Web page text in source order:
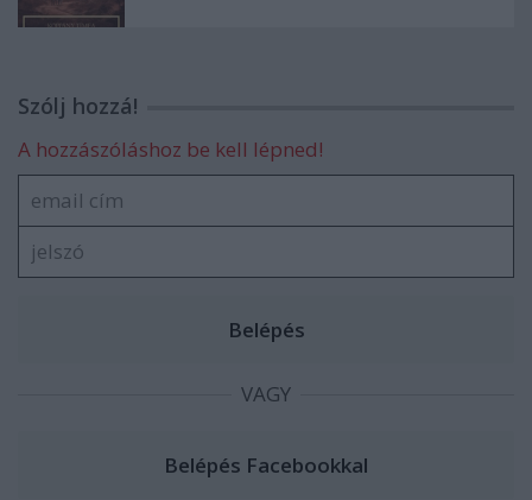
Szólj hozzá!
A hozzászóláshoz be kell lépned!
VAGY